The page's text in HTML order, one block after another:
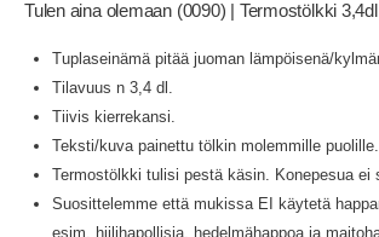
Tulen aina olemaan (0090) | Termostölkki 3,4dl
Tuplaseinämä pitää juoman lämpöisenä/
Tilavuus n 3,4 dl.
Tiivis kierrekansi.
Teksti/kuva painettu tölkin molemmille puolille.
Termostölkki tulisi pestä käsin. Konepesua ei
Suosittelemme että mukissa EI käytetä
esim. hiilihapollisia, hedelmähappoa ja